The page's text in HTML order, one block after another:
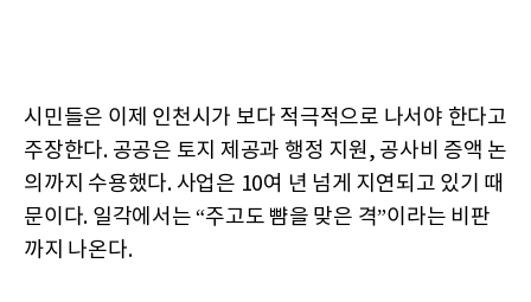
시민들은 이제 인천시가 보다 적극적으로 나서야 한다고
주장한다. 공공은 토지 제공과 행정 지원, 공사비 증액 논
의까지 수용했다. 사업은 10여 년 넘게 지연되고 있기 때
문이다. 일각에서는 “주고도 뺨을 맞은 격”이라는 비판
까지 나온다.